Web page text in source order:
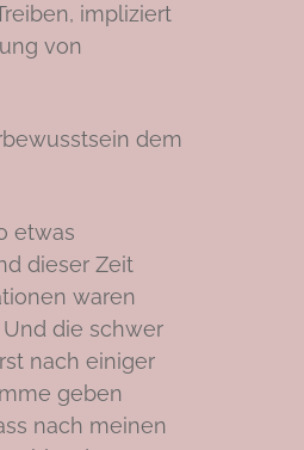
impliziert
von
dem
etwas
dieser Zeit
waren
die schwer
nach einiger
geben
nach meinen